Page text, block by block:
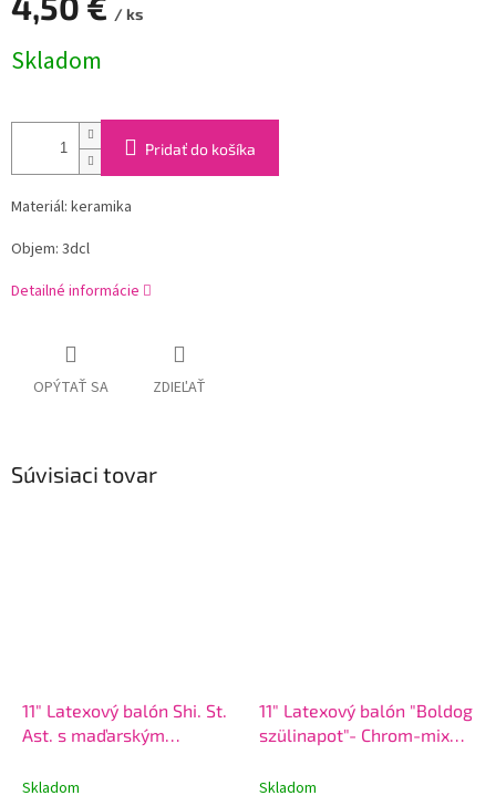
/ ks
cena:
Skladom
Pridať do košíka
Materiál: keramika
Objem: 3dcl
Detailné informácie
OPÝTAŤ SA ZDIEĽAŤ
Súvisiaci tovar
11" Latexový balón Shi. St.
Ast. s maďarským
szülinapot" 6ks
Skladom
11" Latexový balón "Boldog
szülinapot"- Chrom-mix
Skladom